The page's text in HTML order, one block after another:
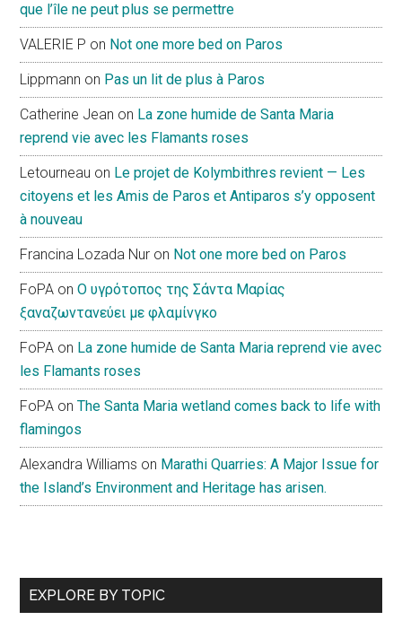
que l’île ne peut plus se permettre
VALERIE P on Not one more bed on Paros
Lippmann on Pas un lit de plus à Paros
Catherine Jean on La zone humide de Santa Maria
reprend vie avec les Flamants roses
Letourneau on Le projet de Kolymbithres revient — Les
citoyens et les Amis de Paros et Antiparos s’y opposent
à nouveau
Francina Lozada Nur on Not one more bed on Paros
FoPA onΟ υγρότοπος της Σάντα Μαρίας
ξαναζωντανεύει με φλαμίνγκο
FoPA on La zone humide de Santa Maria reprend vie avec
les Flamants roses
FoPA onThe Santa Maria wetland comes back to life with
flamingos
Alexandra Williams on Marathi Quarries: A Major Issue for
the Island’s Environment and Heritage has arisen.
EXPLORE BY TOPIC